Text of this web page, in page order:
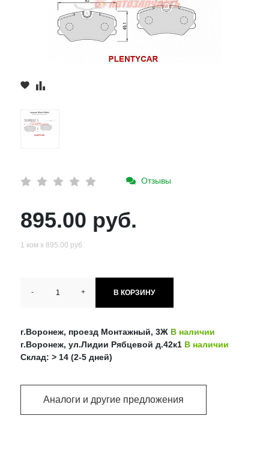
Отзывы
895.00 руб.
1 ком х 895.00 руб.
- + В КОРЗИНУ
г.Воронеж, проезд Монтажный, 3Ж В наличии
г.Воронеж, ул.Лидии Рябцевой д.42к1 В наличии
Склад: > 14 (2-5 дней)
Аналоги и другие предложения